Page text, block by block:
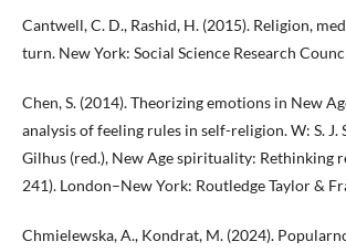
Cantwell, C. D., Rashid, H. (2015). Religion,
turn. New York: Social Science Research
Chen, S. (2014). Theorizing emotions in New
analysis of feeling rules in self-religion. W: S. J.
Gilhus (red.), New Age spirituality: Rethinking
241). London–New York: Routledge Taylor &
Chmielewska, A., Kondrat, M. (2024).